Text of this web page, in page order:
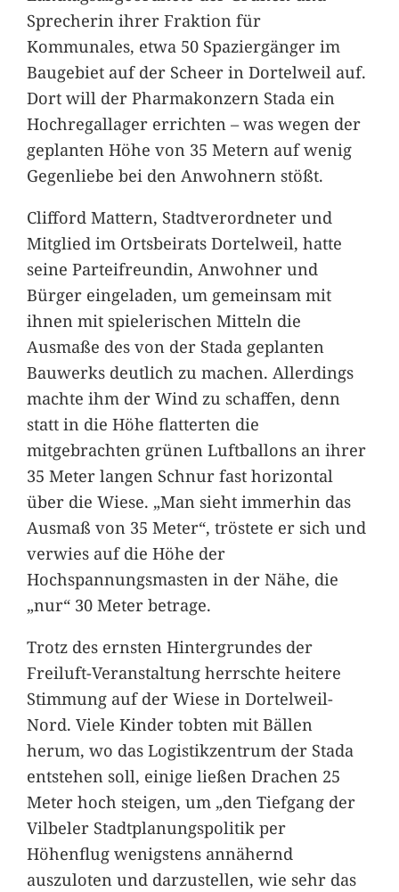
Sprecherin ihrer Fraktion für
Kommunales, etwa 50 Spaziergänger im
Baugebiet auf der Scheer in Dortelweil auf.
Dort will der Pharmakonzern Stada ein
Hochregallager errichten – was wegen der
geplanten Höhe von 35 Metern auf wenig
Gegenliebe bei den Anwohnern stößt.
Clifford Mattern, Stadtverordneter und
Mitglied im Ortsbeirats Dortelweil, hatte
seine Parteifreundin, Anwohner und
Bürger eingeladen, um gemeinsam mit
ihnen mit spielerischen Mitteln die
Ausmaße des von der Stada geplanten
Bauwerks deutlich zu machen. Allerdings
machte ihm der Wind zu schaffen, denn
statt in die Höhe flatterten die
mitgebrachten grünen Luftballons an ihrer
35 Meter langen Schnur fast horizontal
über die Wiese. „Man sieht immerhin das
Ausmaß von 35 Meter“, tröstete er sich und
verwies auf die Höhe der
Hochspannungsmasten in der Nähe, die
„nur“ 30 Meter betrage.
Trotz des ernsten Hintergrundes der
Freiluft-Veranstaltung herrschte heitere
Stimmung auf der Wiese in Dortelweil-
Nord. Viele Kinder tobten mit Bällen
herum, wo das Logistikzentrum der Stada
entstehen soll, einige ließen Drachen 25
Meter hoch steigen, um „den Tiefgang der
Vilbeler Stadtplanungspolitik per
Höhenflug wenigstens annähernd
auszuloten und darzustellen, wie sehr das